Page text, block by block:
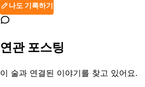
나도 기록하기
연관 포스팅
이 술과 연결된 이야기를 찾고 있어요.